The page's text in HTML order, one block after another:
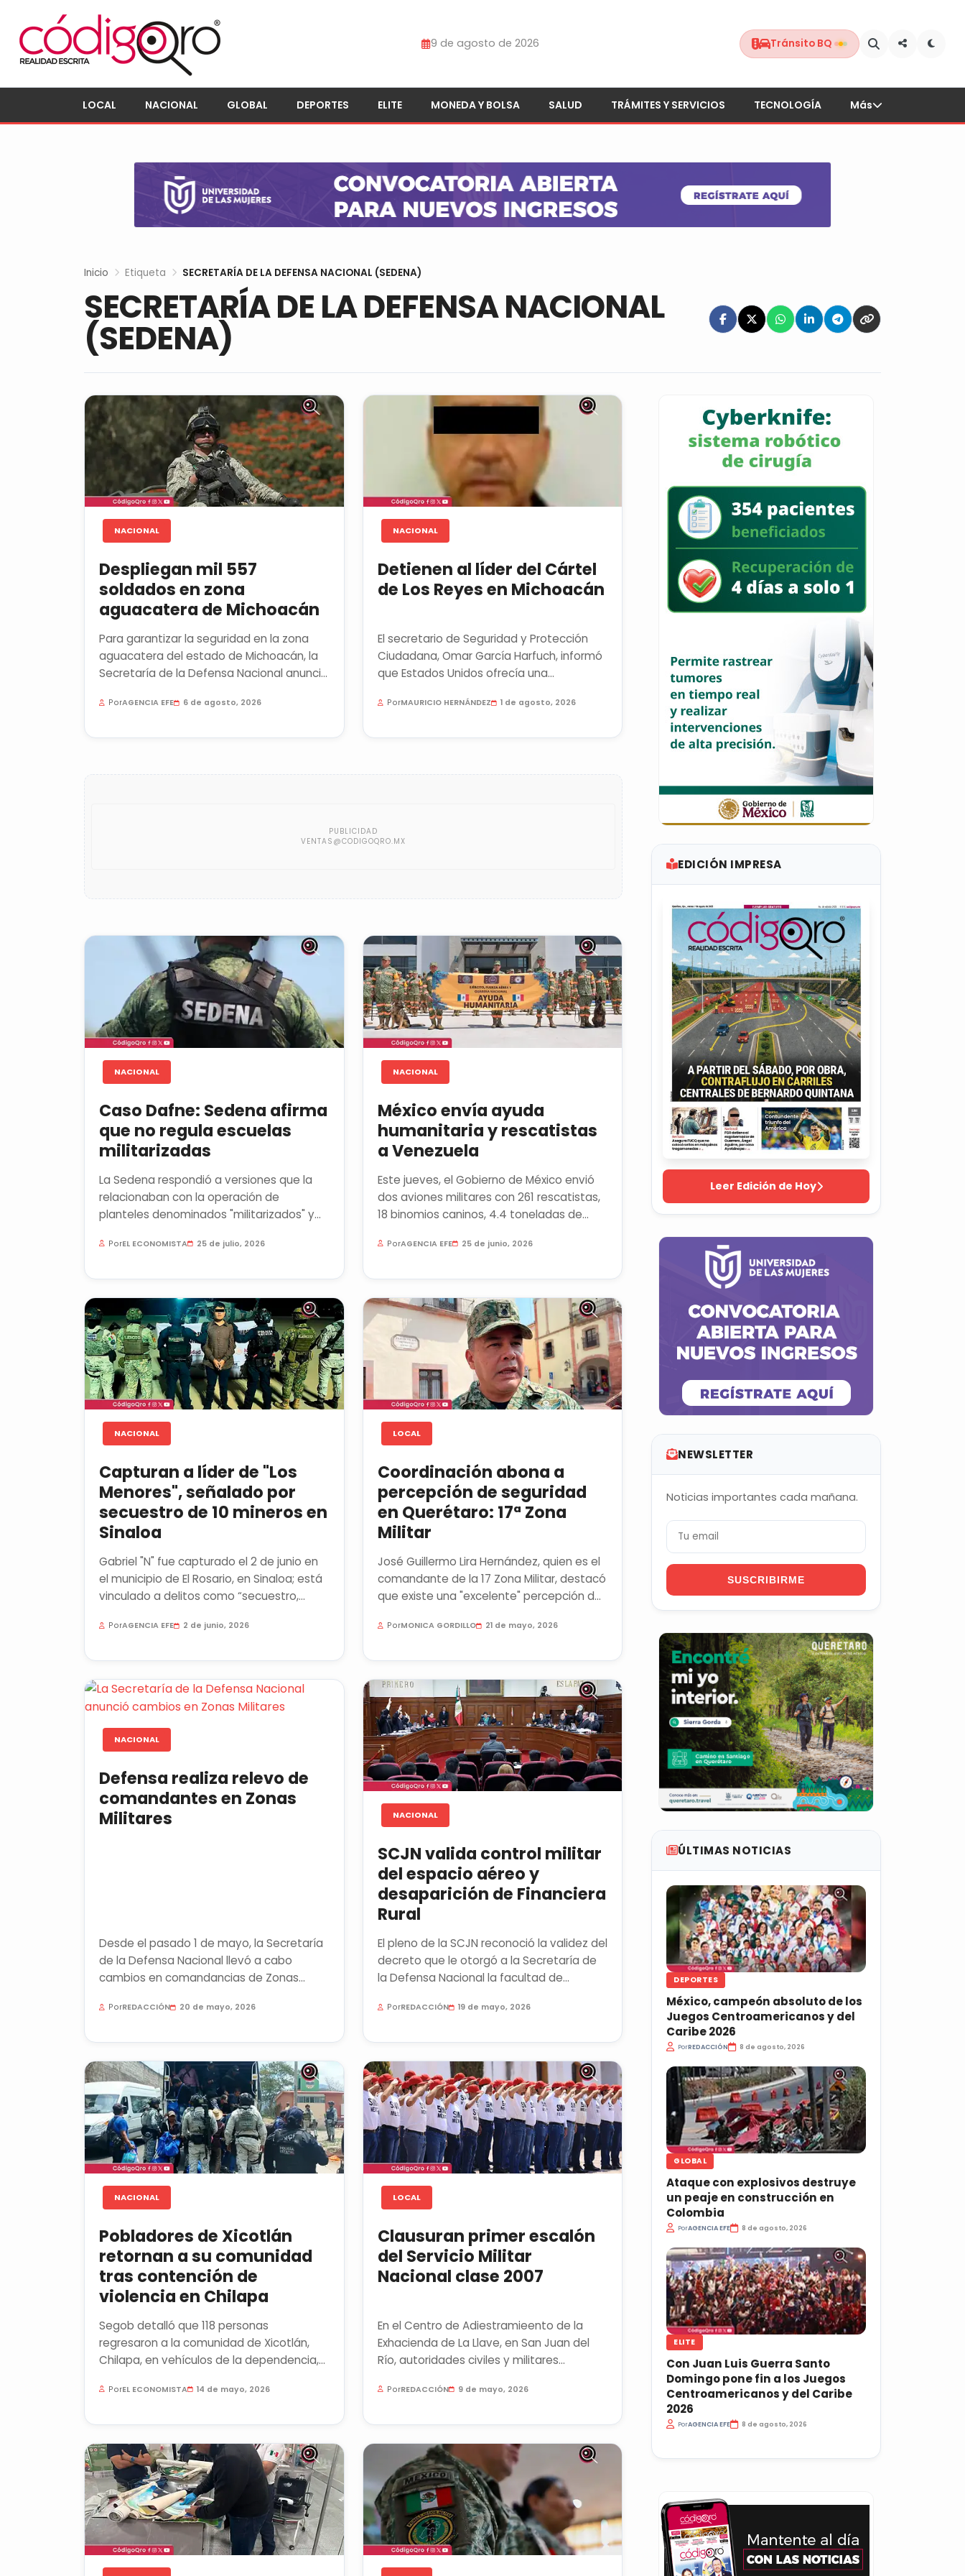
9 de agosto de 2026 Tránsito BQ
LOCAL NACIONAL GLOBAL DEPORTES ELITE MONEDA Y BOLSA SALUD TRÁMITES Y SERVICIOS TECNOLOGÍA Más
Inicio Etiqueta SECRETARÍA DE LA DEFENSA NACIONAL (SEDENA)
SECRETARÍA DE LA DEFENSA NACIONAL
(SEDENA)
NACIONAL
Despliegan mil 557
soldados en zona
aguacatera de Michoacán
Para garantizar la seguridad en la zona
aguacatera del estado de Michoacán, la
Secretaría de la Defensa Nacional anunció
PorAGENCIA EFE 6 de agosto, 2026
NACIONAL
Detienen al líder del Cártel
de Los Reyes en Michoacán
El secretario de Seguridad y Protección
Ciudadana, Omar García Harfuch, informó
que Estados Unidos ofrecía una
PorMAURICIO HERNÁNDEZ 1 de agosto, 2026
NACIONAL
Caso Dafne: Sedena afirma
que no regula escuelas
militarizadas
La Sedena respondió a versiones que la
relacionaban con la operación de
planteles denominados "militarizados" y
PorEL ECONOMISTA 25 de julio, 2026
NACIONAL
México envía ayuda
humanitaria y rescatistas
a Venezuela
Este jueves, el Gobierno de México envió
dos aviones militares con 261 rescatistas,
18 binomios caninos, 4.4 toneladas de
PorAGENCIA EFE 25 de junio, 2026
NACIONAL
Capturan a líder de "Los
Menores", señalado por
secuestro de 10 mineros en
Sinaloa
Gabriel "N" fue capturado el 2 de junio en
el municipio de El Rosario, en Sinaloa; está
vinculado a delitos como “secuestro,
PorAGENCIA EFE 2 de junio, 2026
LOCAL
Coordinación abona a
percepción de seguridad
en Querétaro: 17ª Zona
Militar
José Guillermo Lira Hernández, quien es el
comandante de la 17 Zona Militar, destacó
que existe una "excelente" percepción de
PorMONICA GORDILLO 21 de mayo, 2026
NACIONAL
Defensa realiza relevo de
comandantes en Zonas
Militares
Desde el pasado 1 de mayo, la Secretaría
de la Defensa Nacional llevó a cabo
cambios en comandancias de Zonas
PorREDACCIÓN 20 de mayo, 2026
NACIONAL
SCJN valida control militar
del espacio aéreo y
desaparición de Financiera
Rural
El pleno de la SCJN reconoció la validez del
decreto que le otorgó a la Secretaría de
la Defensa Nacional la facultad de
PorREDACCIÓN 19 de mayo, 2026
NACIONAL
Pobladores de Xicotlán
retornan a su comunidad
tras contención de
violencia en Chilapa
Segob detalló que 118 personas
regresaron a la comunidad de Xicotlán,
Chilapa, en vehículos de la dependencia,
PorEL ECONOMISTA 14 de mayo, 2026
LOCAL
Clausuran primer escalón
del Servicio Militar
Nacional clase 2007
En el Centro de Adiestramieento de la
Exhacienda de La Llave, en San Juan del
Río, autoridades civiles y militares
PorREDACCIÓN 9 de mayo, 2026
EDICIÓN IMPRESA
Leer Edición de Hoy
NEWSLETTER
Noticias importantes cada mañana.
SUSCRIBIRME
ÚLTIMAS NOTICIAS
DEPORTES
México, campeón absoluto de los
Juegos Centroamericanos y del
Caribe 2026
PorREDACCIÓN 8 de agosto, 2026
GLOBAL
Ataque con explosivos destruye
un peaje en construcción en
Colombia
PorAGENCIA EFE 8 de agosto, 2026
ELITE
Con Juan Luis Guerra Santo
Domingo pone fin a los Juegos
Centroamericanos y del Caribe
2026
PorAGENCIA EFE 8 de agosto, 2026